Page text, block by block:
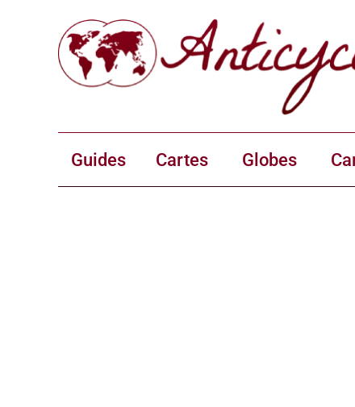
Guides Cartes Globes